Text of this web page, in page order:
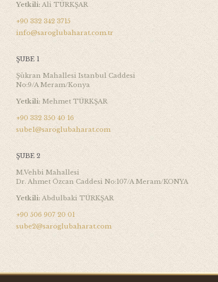
Yetkili: Ali TÜRKŞAR
+90 332 342 3715
info@saroglubaharat.com.tr
ŞUBE 1
Şükran Mahallesi Istanbul Caddesi
No:9/A Meram/Konya
Yetkili: Mehmet TÜRKŞAR
+90 332 350 40 16
sube1@saroglubaharat.com
ŞUBE 2
M.Vehbi Mahallesi
Dr. Ahmet Özcan Caddesi No:107/A Meram/KONYA
Yetkili: Abdulbaki TÜRKŞAR
+90 506 907 20 01
sube2@saroglubaharat.com